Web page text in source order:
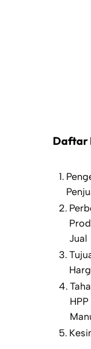
Daftar
Jual